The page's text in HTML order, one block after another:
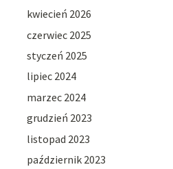
kwiecień 2026
czerwiec 2025
styczeń 2025
lipiec 2024
marzec 2024
grudzień 2023
listopad 2023
październik 2023